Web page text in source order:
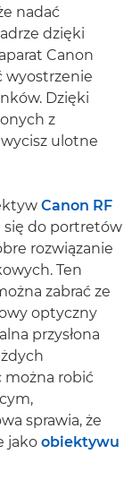
nadać
dzięki
Canon
wyostrzenie
Dzięki
z
ulotne
Canon RF
się do portretów
rozwiązanie
Ten
zabrać ze
optyczny
przysłona
można robić
sprawia, że
jako obiektywu